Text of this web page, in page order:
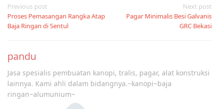
Post
navigation
Previous post
Proses Pemasangan Rangka Atap
Baja Ringan di Sentul
Next post
Pagar Minimalis Besi Galvanis
GRC Bekasi
pandu
Jasa spesialis pembuatan kanopi, tralis, pagar, alat konstruksi
lainnya. Kami ahli dalam bidangnya.~kanopi~baja
ringan~alumunium~